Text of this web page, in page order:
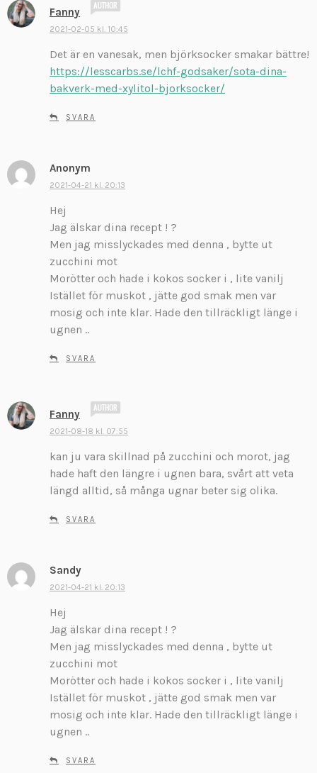
Fanny
i
v
e
2021-02-05 kl. 10:45
Det är en vanesak, men björksocker smakar bättre!
https://lesscarbs.se/lchf-godsaker/sota-dina-
bakverk-med-xylitol-bjorksocker/
SVARA
Anonym
k
v
e
r
:
2021-04-21 kl. 20:13
Hej
Jag älskar dina recept ! ?
Men jag misslyckades med denna , bytte ut
zucchini mot
Morötter och hade i kokos socker i , lite vanilj
Istället för muskot , jätte god smak men var
mosig och inte klar. Hade den tillräckligt länge i
ugnen ..
SVARA
Fanny
i
v
e
2021-08-18 kl. 07:55
kan ju vara skillnad på zucchini och morot, jag
hade haft den längre i ugnen bara, svårt att veta
längd alltid, så många ugnar beter sig olika.
SVARA
Sandy
k
v
e
r
:
2021-04-21 kl. 20:13
Hej
Jag älskar dina recept ! ?
Men jag misslyckades med denna , bytte ut
zucchini mot
Morötter och hade i kokos socker i , lite vanilj
Istället för muskot , jätte god smak men var
mosig och inte klar. Hade den tillräckligt länge i
ugnen ..
SVARA